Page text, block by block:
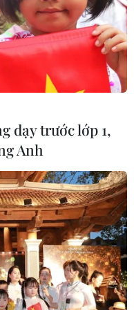
trị
bay
căn
dạy trước lớp 1,
Anh